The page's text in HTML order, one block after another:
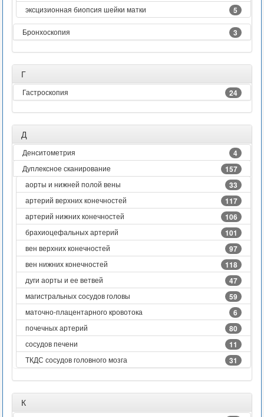
эксцизионная биопсия шейки матки 5
Бронхоскопия 3
Г
Гастроскопия 24
Д
Денситометрия 4
Дуплексное сканирование 157
аорты и нижней полой вены 33
артерий верхних конечностей 117
артерий нижних конечностей 106
брахиоцефальных артерий 101
вен верхних конечностей 97
вен нижних конечностей 118
дуги аорты и ее ветвей 47
магистральных сосудов головы 59
маточно-плацентарного кровотока 6
почечных артерий 80
сосудов печени 11
ТКДС сосудов головного мозга 31
К